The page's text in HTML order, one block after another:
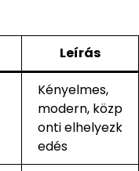
Leírás
Kényelmes,
modern, közp
onti elhelyezk
edés